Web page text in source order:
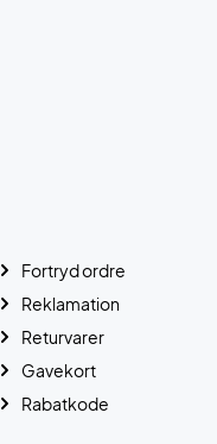
Fortryd ordre
Reklamation
Returvarer
Gavekort
Rabatkode